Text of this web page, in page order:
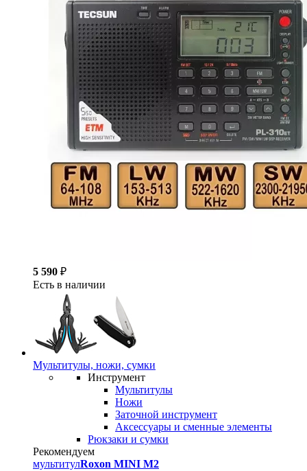
5 590 ₽
Есть в наличии
Мультитулы, ножи, сумки
Инструмент
Мультитулы
Ножи
Заточной инструмент
Аксессуары и сменные элементы
Рюкзаки и сумки
Рекомендуем
мультитулRoxon MINI M2